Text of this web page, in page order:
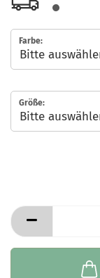
Farbe:
Größe: